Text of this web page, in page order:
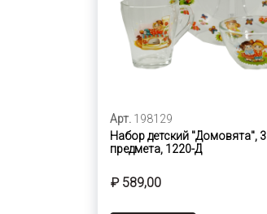
Арт. 198129
Набор детский "Домовята", 3
предмета, 1220-Д
₽ 589,00